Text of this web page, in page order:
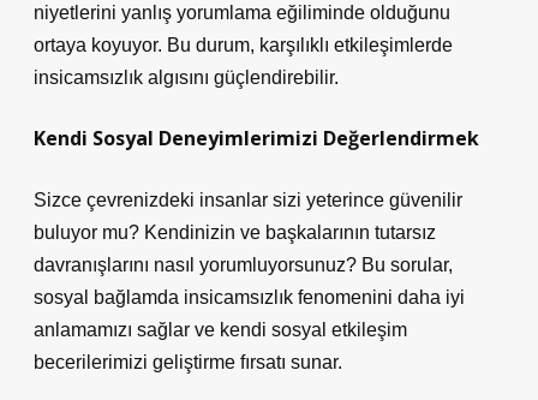
niyetlerini yanlış yorumlama eğiliminde olduğunu
ortaya koyuyor. Bu durum, karşılıklı etkileşimlerde
insicamsızlık algısını güçlendirebilir.
Kendi Sosyal Deneyimlerimizi Değerlendirmek
Sizce çevrenizdeki insanlar sizi yeterince güvenilir
buluyor mu? Kendinizin ve başkalarının tutarsız
davranışlarını nasıl yorumluyorsunuz? Bu sorular,
sosyal bağlamda insicamsızlık fenomenini daha iyi
anlamamızı sağlar ve kendi sosyal etkileşim
becerilerimizi geliştirme fırsatı sunar.